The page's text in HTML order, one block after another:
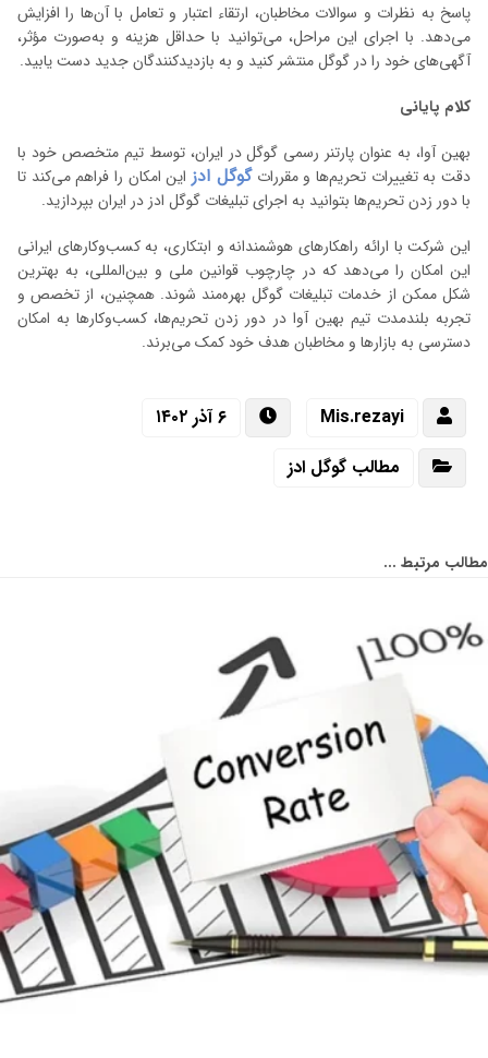
پاسخ به نظرات و سوالات مخاطبان، ارتقاء اعتبار و تعامل با آن‌ها را افزایش
می‌دهد. با اجرای این مراحل، می‌توانید با حداقل هزینه و به‌صورت مؤثر،
آگهی‌های خود را در گوگل منتشر کنید و به بازدیدکنندگان جدید دست یابید.
کلام پایانی
بهین آوا، به عنوان پارتنر رسمی گوگل در ایران، توسط تیم متخصص خود با
دقت به تغییرات تحریم‌ها و مقرراتگوگل ادز این امکان را فراهم می‌کند تا
با دور زدن تحریم‌ها بتوانید به اجرای تبلیغات گوگل ادز در ایران بپردازید.
این شرکت با ارائه راهکارهای هوشمندانه و ابتکاری، به کسب‌وکارهای ایرانی
این امکان را می‌دهد که در چارچوب قوانین ملی و بین‌المللی، به بهترین
شکل ممکن از خدمات تبلیغات گوگل بهره‌مند شوند. همچنین، از تخصص و
تجربه بلندمدت تیم بهین آوا در دور زدن تحریم‌ها، کسب‌وکارها به امکان
دسترسی به بازارها و مخاطبان هدف خود کمک می‌برند.
Mis.rezayi
۶ آذر ۱۴۰۲
مطالب گوگل ادز
مطالب مرتبط ...